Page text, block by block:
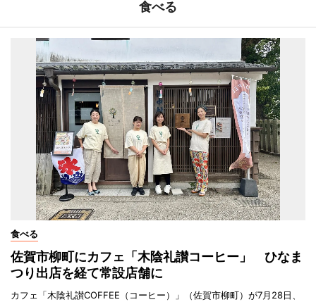
食べる
食べる
佐賀市柳町にカフェ「木陰礼讃コーヒー」 ひなま
つり出店を経て常設店舗に
カフェ「木陰礼讃COFFEE（コーヒー）」（佐賀市柳町）が7月28日、